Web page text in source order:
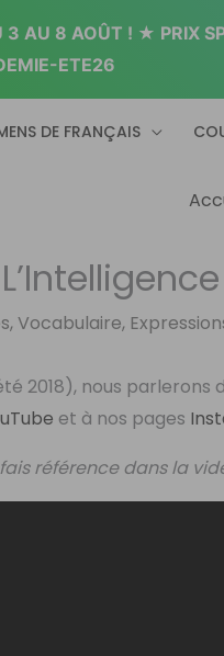
DE FRANÇAIS
,Vocabulaire,
2018), nous parlerons
et à nos pages
référence dans la
3 AU 8 AOÛT ! ★ PRIX
ETE26